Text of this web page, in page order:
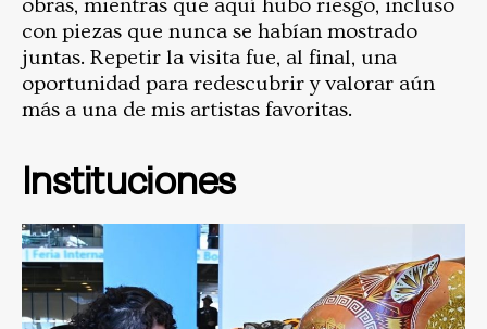
obras, mientras que aquí hubo riesgo, incluso
con piezas que nunca se habían mostrado
juntas. Repetir la visita fue, al final, una
oportunidad para redescubrir y valorar aún
más a una de mis artistas favoritas.
Instituciones